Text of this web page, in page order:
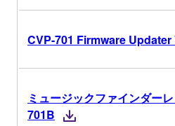
CVP-701 Firmware Updater
ミュージックファインダー
701B